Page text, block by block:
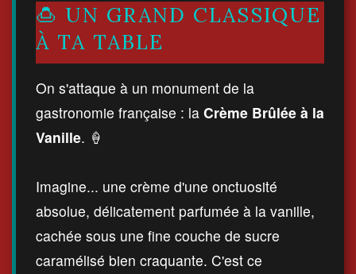
🍮 UN GRAND CLASSIQUE
À TA TABLE
On s'attaque à un monument de la
gastronomie française : la Crème Brûlée à la
Vanille. 🍦
Imagine... une crème d'une onctuosité
absolue, délicatement parfumée à la vanille,
cachée sous une fine couche de sucre
caramélisé bien craquante. C'est ce